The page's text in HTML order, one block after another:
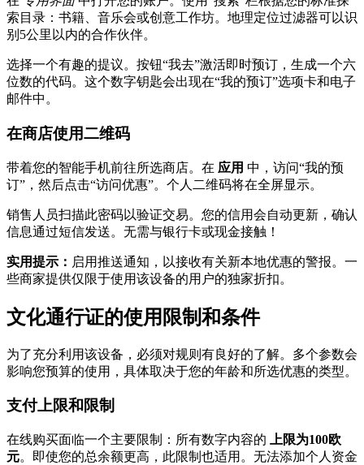
索目录：书籍、音乐会或创意工作坊。地理定位过滤器可以识
别5公里以内的合作伙伴。
选择一个有趣的提议。按钮“我去”激活即时预订，生成一个六
位数的代码。这个数字钥匙会出现在“我的预订”选项卡和电子
邮件中。
在商店使用二维码
带着您的智能手机前往所选商店。在 应用 中，访问“我的预
订”，然后点击“访问优惠”。个人二维码将在全屏显示。
销售人员扫描此密码以验证交易。您的信用会自动更新，确认
信息通过短信发送。无需与银行卡或现金接触！
实用提示： 启用推送通知，以接收有关新本地优惠的警报。一
些商家提供仅限于使用该设备的用户的独家折扣。
文化通行证的使用限制和条件
为了充分利用该设备，必须对规则有良好的了解。多个参数会
影响您预算的使用，具体取决于您的年龄和所选优惠的类型。
支付上限和限制
在线购买面临一个主要限制：所有数字内容的
上限为100欧
元。即使您的总余额更高，此限制也适用。无法添加个人资金